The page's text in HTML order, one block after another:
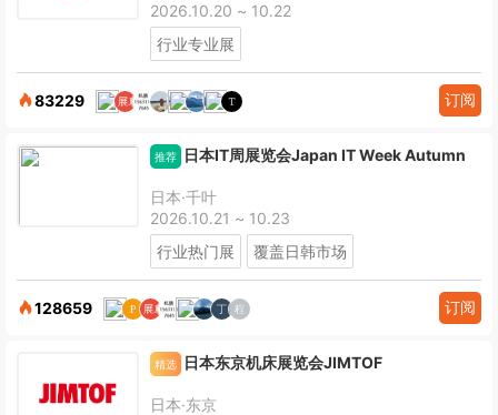
2026.10.20 ~ 10.22
行业专业展
83229 订阅
推荐 日本IT周展览会Japan IT Week Autumn
日本·千叶
2026.10.21 ~ 10.23
行业热门展
覆盖日韩市场
128659 订阅
精选 日本东京机床展览会JIMTOF
日本·东京